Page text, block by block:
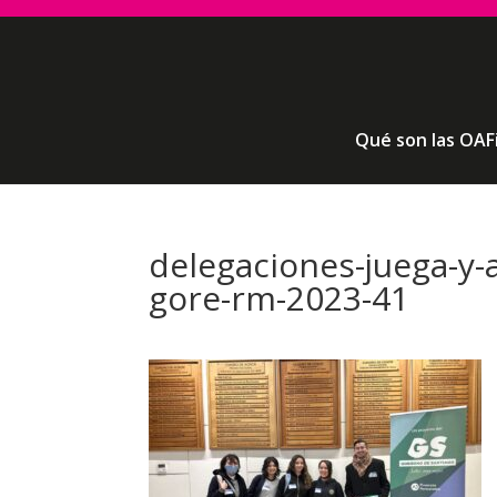
Qué son las
delegaciones-juega-
gore-rm-2023-41